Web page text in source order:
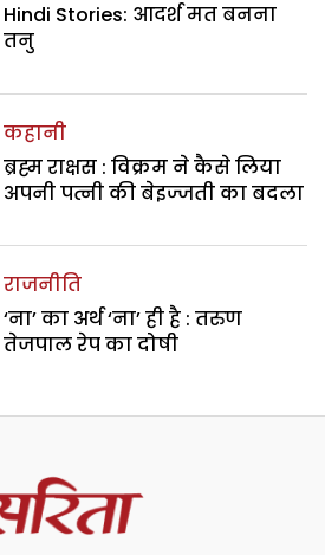
Hindi Stories: आदर्श मत बनना
तनु
कहानी
ब्रह्म राक्षस : विक्रम ने कैसे लिया
अपनी पत्नी की बेइज्जती का बदला
राजनीति
‘ना’ का अर्थ ‘ना’ ही है : तरुण
तेजपाल रेप का दोषी